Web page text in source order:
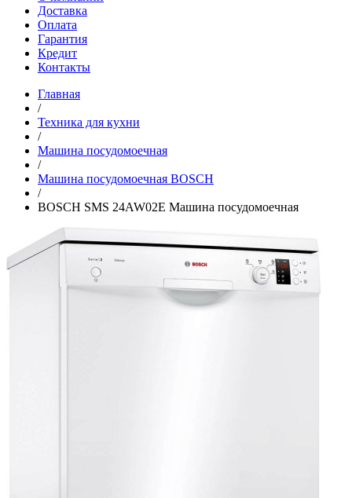
Доставка
Оплата
Гарантия
Кредит
Контакты
Главная
/
Техника для кухни
/
Машина посудомоечная
/
Машина посудомоечная BOSCH
/
BOSCH SMS 24AW02E Машина посудомоечная